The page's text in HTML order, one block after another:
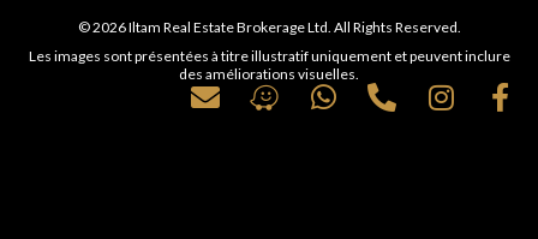
© 2026 Iltam Real Estate Brokerage Ltd. All Rights Reserved.
Les images sont présentées à titre illustratif uniquement et peuvent inclure
des améliorations visuelles.